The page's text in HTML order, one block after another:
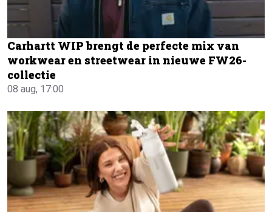
Carhartt WIP brengt de perfecte mix van
workwear en streetwear in nieuwe FW26-
collectie
08 aug, 17:00